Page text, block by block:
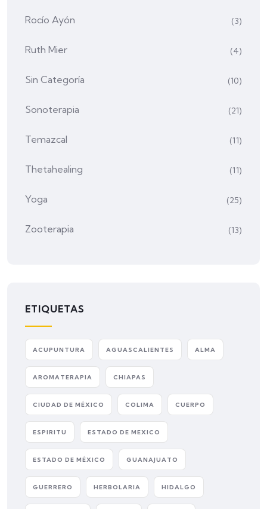
Rocío Ayón (3)
Ruth Mier (4)
Sin Categoría (10)
Sonoterapia (21)
Temazcal (11)
Thetahealing (11)
Yoga (25)
Zooterapia (13)
ETIQUETAS
ACUPUNTURA AGUASCALIENTES ALMA
AROMATERAPIA CHIAPAS
CIUDAD DE MÉXICO COLIMA CUERPO
ESPIRITU ESTADO DE MEXICO
ESTADO DE MÉXICO GUANAJUATO
GUERRERO HERBOLARIA HIDALGO